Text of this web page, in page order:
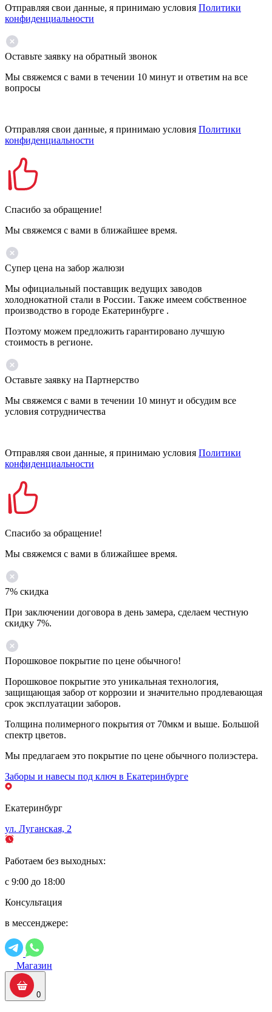
Отправляя свои данные, я принимаю условия Политики
конфиденциальности
Оставьте заявку на обратный звонок
Мы свяжемся с вами в течении 10 минут и ответим на все
вопросы
Отправляя свои данные, я принимаю условия Политики
конфиденциальности
Спасибо за обращение!
Мы свяжемся с вами в ближайшее время.
Супер цена на забор жалюзи
Мы официальный поставщик ведущих заводов
холоднокатной стали в России. Также имеем собственное
производство в городе Екатеринбурге .
Поэтому можем предложить гарантировано лучшую
стоимость в регионе.
Оставьте заявку на Партнерство
Мы свяжемся с вами в течении 10 минут и обсудим все
условия сотрудничества
Отправляя свои данные, я принимаю условия Политики
конфиденциальности
Спасибо за обращение!
Мы свяжемся с вами в ближайшее время.
7% скидка
При заключении договора в день замера, сделаем честную
скидку 7%.
Порошковое покрытие по цене обычного!
Порошковое покрытие это уникальная технология,
защищающая забор от коррозии и значительно продлевающая
срок эксплуатации заборов.
Толщина полимерного покрытия от 70мкм и выше. Большой
спектр цветов.
Мы предлагаем это покрытие по цене обычного полиэстера.
Заборы и навесы под ключ в Екатеринбурге
Екатеринбург
ул. Луганская, 2
Работаем без выходных:
с 9:00 до 18:00
Консультация
в мессенджере:
Магазин
0